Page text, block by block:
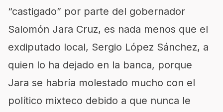
“castigado” por parte del gobernador
Salomón Jara Cruz, es nada menos que el
exdiputado local, Sergio López Sánchez, a
quien lo ha dejado en la banca, porque
Jara se habría molestado mucho con el
político mixteco debido a que nunca le